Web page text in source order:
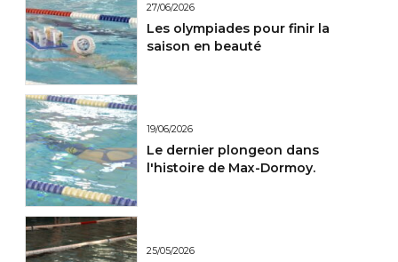
27/06/2026
Les olympiades pour finir la
saison en beauté
19/06/2026
Le dernier plongeon dans
l'histoire de Max-Dormoy.
25/05/2026